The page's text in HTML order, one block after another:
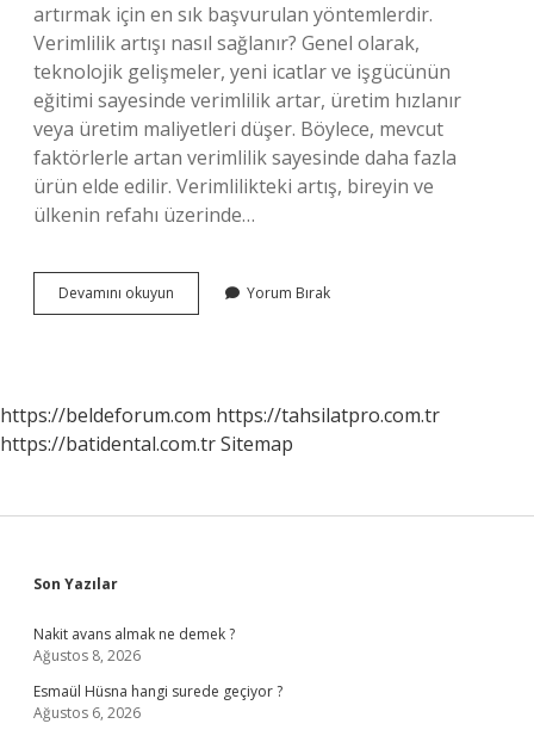
artırmak için en sık başvurulan yöntemlerdir.
Verimlilik artışı nasıl sağlanır? Genel olarak,
teknolojik gelişmeler, yeni icatlar ve işgücünün
eğitimi sayesinde verimlilik artar, üretim hızlanır
veya üretim maliyetleri düşer. Böylece, mevcut
faktörlerle artan verimlilik sayesinde daha fazla
ürün elde edilir. Verimlilikteki artış, bireyin ve
ülkenin refahı üzerinde…
Devamını okuyun Verimlilik
Yerine
Yorum Bırak
https://beldeforum.com https://tahsilatpro.com.tr
https://batidental.com.trSitemap
Sidebar
Son Yazılar
Nakit avans almak ne demek ?
Ağustos 8, 2026
Esmaül Hüsna hangi surede geçiyor ?
Ağustos 6, 2026